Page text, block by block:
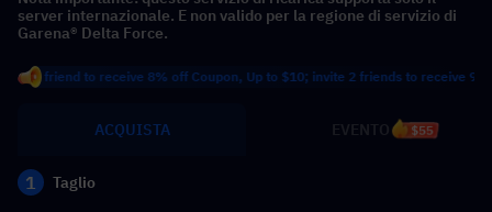
server internazionale. E non valido per la regione di servizio di
Garena® Delta Force.
to receive 8% off Coupon, Up to $10; invite 2 friends to receive 9% off
ACQUISTA $55
1 Taglio